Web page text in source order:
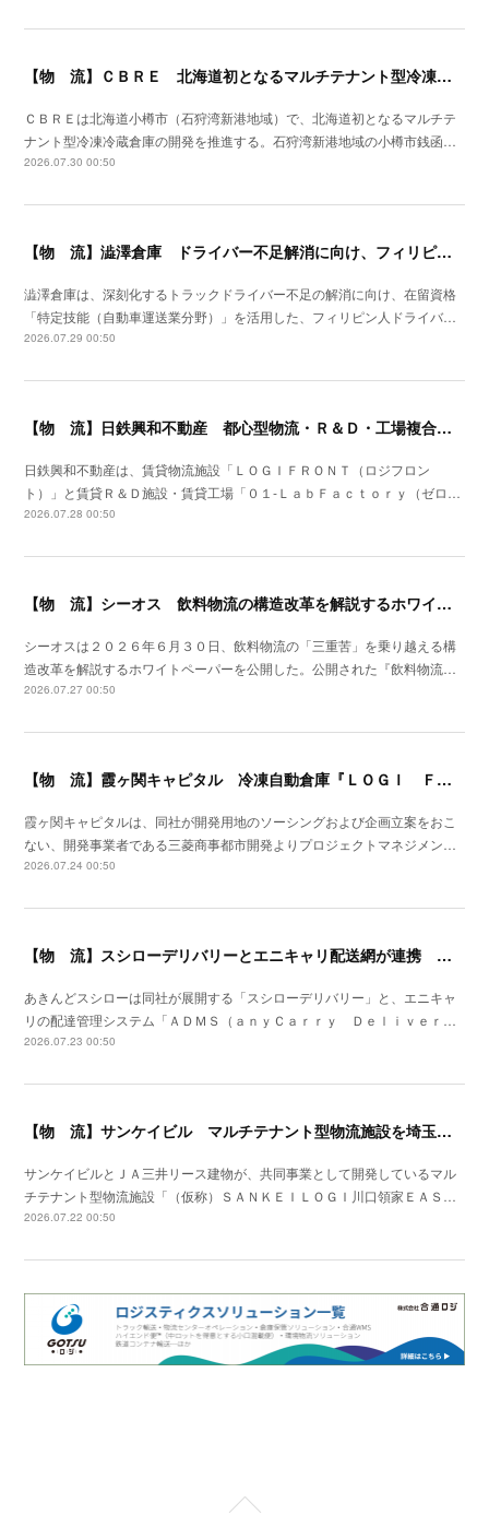
【物 流】ＣＢＲＥ 北海道初となるマルチテナント型冷凍冷蔵倉庫の開発を推進
ＣＢＲＥは北海道小樽市（石狩湾新港地域）で、北海道初となるマルチテ
ナント型冷凍冷蔵倉庫の開発を推進する。石狩湾新港地域の小樽市銭函…
2026.07.30 00:50
【物 流】澁澤倉庫 ドライバー不足解消に向け、フィリピンからの人材供給事業をスタート
澁澤倉庫は、深刻化するトラックドライバー不足の解消に向け、在留資格
「特定技能（自動車運送業分野）」を活用した、フィリピン人ドライバ…
2026.07.29 00:50
【物 流】日鉄興和不動産 都心型物流・Ｒ＆Ｄ・工場複合産業施設を川崎市に着工
日鉄興和不動産は、賃貸物流施設「ＬＯＧＩＦＲＯＮＴ（ロジフロン
ト）」と賃貸Ｒ＆Ｄ施設・賃貸工場「０１‐ＬａｂＦａｃｔｏｒｙ（ゼロ…
2026.07.28 00:50
【物 流】シーオス 飲料物流の構造改革を解説するホワイトペーパー公開
シーオスは２０２６年６月３０日、飲料物流の「三重苦」を乗り越える構
造改革を解説するホワイトペーパーを公開した。公開された『飲料物流…
2026.07.27 00:50
【物 流】霞ヶ関キャピタル 冷凍自動倉庫『ＬＯＧＩ ＦＬＡＧ ＴＥＣＨ 東扇島Ⅰ』竣工
霞ヶ関キャピタルは、同社が開発用地のソーシングおよび企画立案をおこ
ない、開発事業者である三菱商事都市開発よりプロジェクトマネジメン…
2026.07.24 00:50
【物 流】スシローデリバリーとエニキャリ配送網が連携 ２０２６年７月全国展開開始
あきんどスシローは同社が展開する「スシローデリバリー」と、エニキャ
リの配達管理システム「ＡＤＭＳ（ａｎｙＣａｒｒｙ Ｄｅｌｉｖｅｒ…
2026.07.23 00:50
【物 流】サンケイビル マルチテナント型物流施設を埼玉県川口市で着工
サンケイビルとＪＡ三井リース建物が、共同事業として開発しているマル
チテナント型物流施設「（仮称）ＳＡＮＫＥＩＬＯＧＩ川口領家ＥＡＳ…
2026.07.22 00:50